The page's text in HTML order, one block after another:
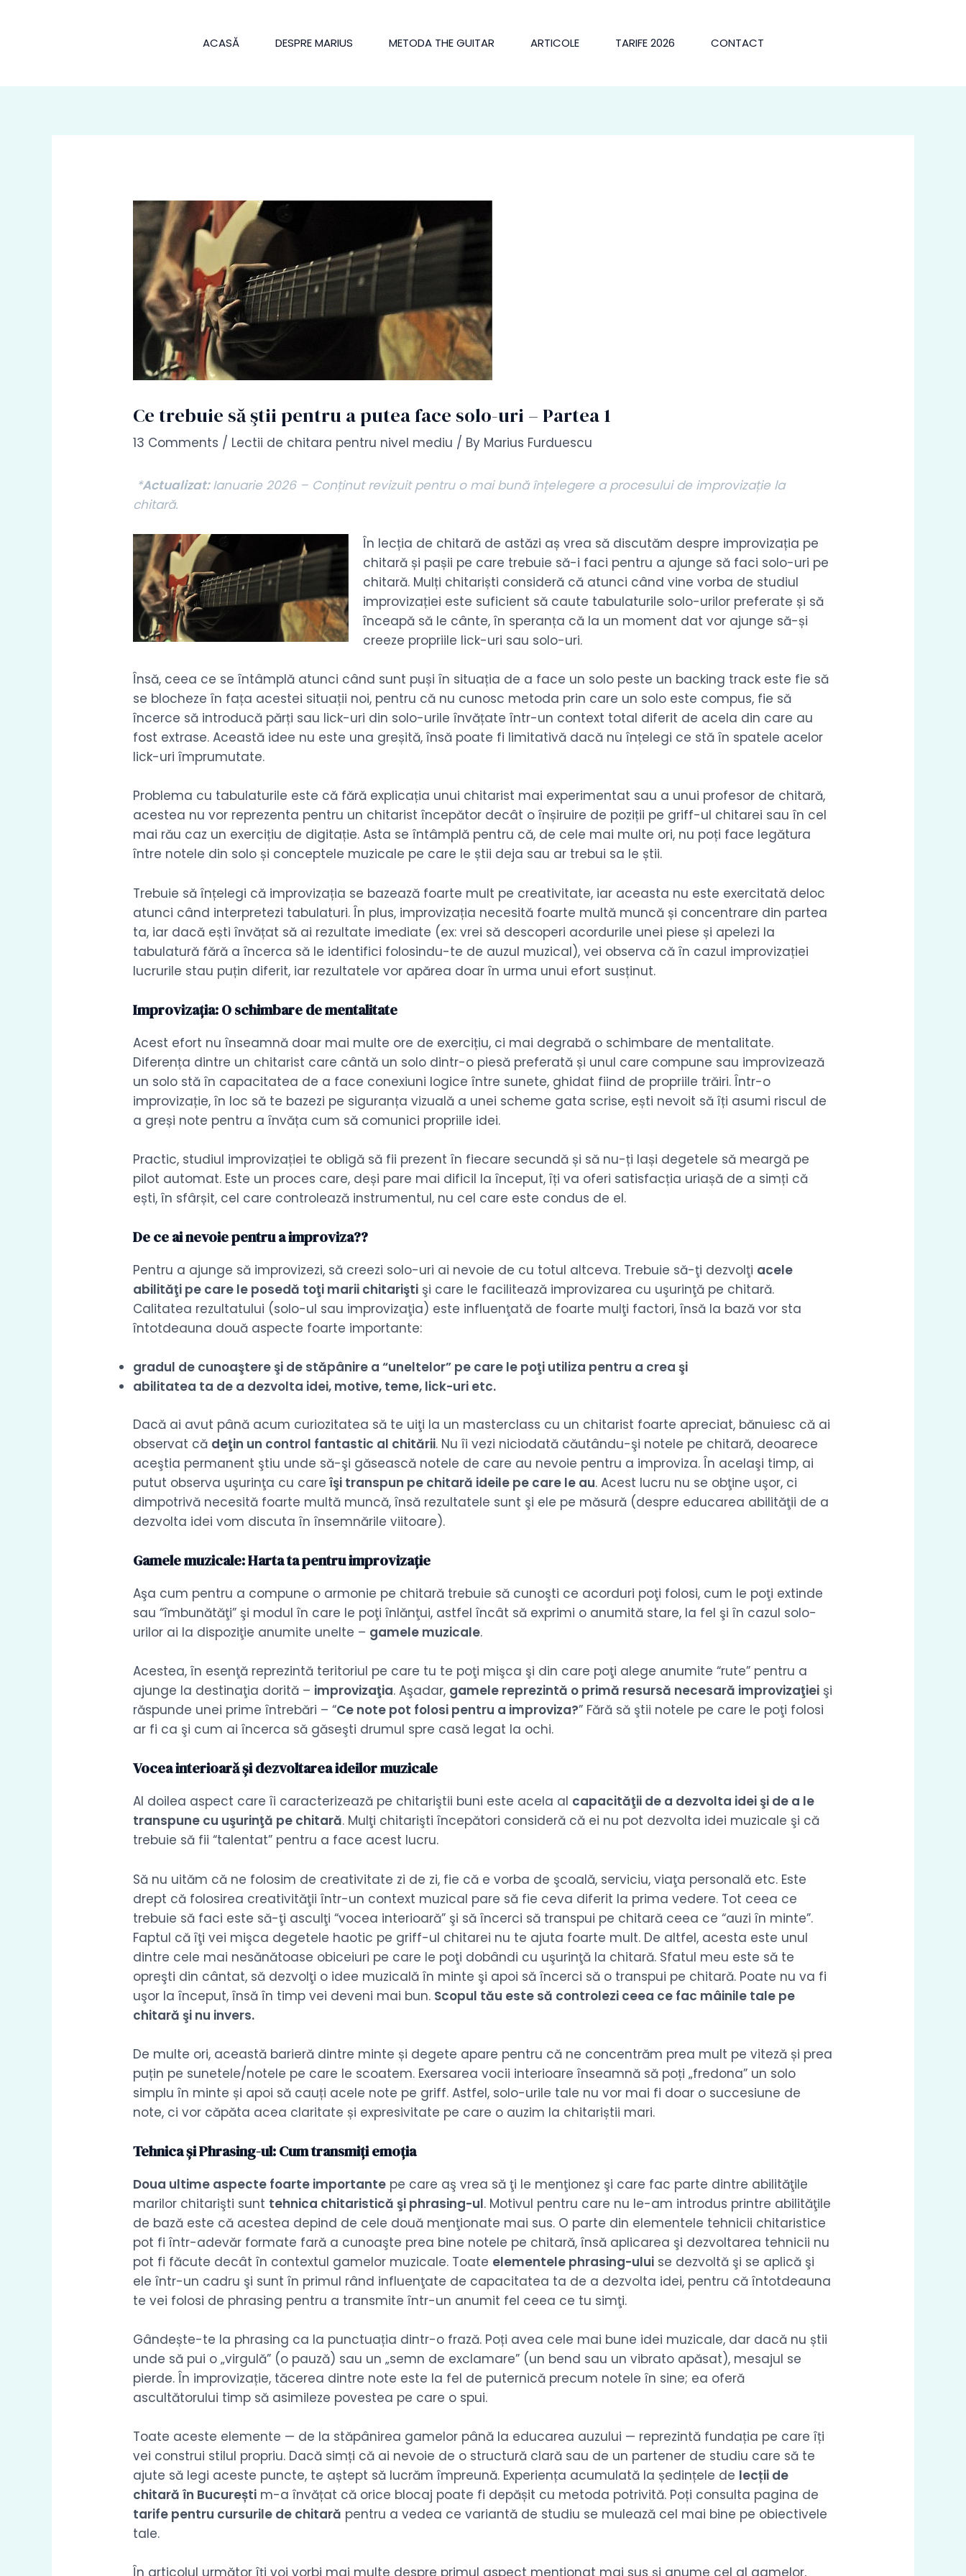
ACASĂ DESPRE MARIUS METODA THE GUITAR ARTICOLE TARIFE 2026 CONTACT
Ce trebuie să ştii pentru a putea face solo-uri – Partea 1
13 Comments / Lectii de chitara pentru nivel mediu / By Marius Furduescu
*Actualizat:Ianuarie 2026 – Conținut revizuit pentru o mai bună înțelegere a procesului de improvizație la
chitară.
În lecția de chitară de astăzi aș vrea să discutăm despre improvizația pe
chitară și pașii pe care trebuie să-i faci pentru a ajunge să faci solo-uri pe
chitară. Mulți chitariști consideră că atunci când vine vorba de studiul
improvizației este suficient să caute tabulaturile solo-urilor preferate și să
înceapă să le cânte, în speranța că la un moment dat vor ajunge să-și
creeze propriile lick-uri sau solo-uri.
Însă, ceea ce se întâmplă atunci când sunt puși în situația de a face un solo peste un backing track este fie să
se blocheze în fața acestei situații noi, pentru că nu cunosc metoda prin care un solo este compus, fie să
încerce să introducă părți sau lick-uri din solo-urile învățate într-un context total diferit de acela din care au
fost extrase. Această idee nu este una greșită, însă poate fi limitativă dacă nu înțelegi ce stă în spatele acelor
lick-uri împrumutate.
Problema cu tabulaturile este că fără explicația unui chitarist mai experimentat sau a unui profesor de chitară,
acestea nu vor reprezenta pentru un chitarist începător decât o înșiruire de poziții pe griff-ul chitarei sau în cel
mai rău caz un exercițiu de digitație. Asta se întâmplă pentru că, de cele mai multe ori, nu poți face legătura
între notele din solo și conceptele muzicale pe care le știi deja sau ar trebui sa le știi.
Trebuie să înțelegi că improvizația se bazează foarte mult pe creativitate, iar aceasta nu este exercitată deloc
atunci când interpretezi tabulaturi. În plus, improvizația necesită foarte multă muncă și concentrare din partea
ta, iar dacă ești învățat să ai rezultate imediate (ex: vrei să descoperi acordurile unei piese și apelezi la
tabulatură fără a încerca să le identifici folosindu-te de auzul muzical), vei observa că în cazul improvizației
lucrurile stau puțin diferit, iar rezultatele vor apărea doar în urma unui efort susținut.
Improvizația: O schimbare de mentalitate
Acest efort nu înseamnă doar mai multe ore de exercițiu, ci mai degrabă o schimbare de mentalitate.
Diferența dintre un chitarist care cântă un solo dintr-o piesă preferată și unul care compune sau improvizează
un solo stă în capacitatea de a face conexiuni logice între sunete, ghidat fiind de propriile trăiri. Într-o
improvizație, în loc să te bazezi pe siguranța vizuală a unei scheme gata scrise, ești nevoit să îți asumi riscul de
a greși note pentru a învăța cum să comunici propriile idei.
Practic, studiul improvizației te obligă să fii prezent în fiecare secundă și să nu-ți lași degetele să meargă pe
pilot automat. Este un proces care, deși pare mai dificil la început, îți va oferi satisfacția uriașă de a simți că
ești, în sfârșit, cel care controlează instrumentul, nu cel care este condus de el.
De ce ai nevoie pentru a improviza??
Pentru a ajunge să improvizezi, să creezi solo-uri ai nevoie de cu totul altceva. Trebuie să-ţi dezvolţi acele
abilităţi pe care le posedă toţi marii chitarişti şi care le facilitează improvizarea cu uşurinţă pe chitară.
Calitatea rezultatului (solo-ul sau improvizaţia) este influenţată de foarte mulţi factori, însă la bază vor sta
întotdeauna două aspecte foarte importante:
gradul de cunoaştere şi de stăpânire a “uneltelor” pe care le poţi utiliza pentru a crea şi
abilitatea ta de a dezvolta idei, motive, teme, lick-uri etc.
Dacă ai avut până acum curiozitatea să te uiţi la un masterclass cu un chitarist foarte apreciat, bănuiesc că ai
observat că deţin un control fantastic al chitării. Nu îi vezi niciodată căutându-şi notele pe chitară, deoarece
aceştia permanent ştiu unde să-şi găsească notele de care au nevoie pentru a improviza. În acelaşi timp, ai
putut observa uşurinţa cu care îşi transpun pe chitară ideile pe care le au. Acest lucru nu se obţine uşor, ci
dimpotrivă necesită foarte multă muncă, însă rezultatele sunt şi ele pe măsură (despre educarea abilităţii de a
dezvolta idei vom discuta în însemnările viitoare).
Gamele muzicale: Harta ta pentru improvizație
Aşa cum pentru a compune o armonie pe chitară trebuie să cunoşti ce acorduri poţi folosi, cum le poţi extinde
sau “îmbunătăţi” şi modul în care le poţi înlănţui, astfel încât să exprimi o anumită stare, la fel şi în cazul solo-
urilor ai la dispoziţie anumite unelte – gamele muzicale.
Acestea, în esenţă reprezintă teritoriul pe care tu te poţi mişca şi din care poţi alege anumite “rute” pentru a
ajunge la destinaţia dorită – improvizaţia. Aşadar, gamele reprezintă o primă resursă necesară improvizaţiei şi
răspunde unei prime întrebări – “Ce note pot folosi pentru a improviza?” Fără să ştii notele pe care le poţi folosi
ar fi ca şi cum ai încerca să găseşti drumul spre casă legat la ochi.
Vocea interioară și dezvoltarea ideilor muzicale
Al doilea aspect care îi caracterizează pe chitariştii buni este acela al capacităţii de a dezvolta idei şi de a le
transpune cu uşurinţă pe chitară. Mulţi chitarişti începători consideră că ei nu pot dezvolta idei muzicale şi că
trebuie să fii “talentat” pentru a face acest lucru.
Să nu uităm că ne folosim de creativitate zi de zi, fie că e vorba de şcoală, serviciu, viaţa personală etc. Este
drept că folosirea creativităţii într-un context muzical pare să fie ceva diferit la prima vedere. Tot ceea ce
trebuie să faci este să-ţi asculţi “vocea interioară” şi să încerci să transpui pe chitară ceea ce “auzi în minte”.
Faptul că îţi vei mişca degetele haotic pe griff-ul chitarei nu te ajuta foarte mult. De altfel, acesta este unul
dintre cele mai nesănătoase obiceiuri pe care le poţi dobândi cu uşurinţă la chitară. Sfatul meu este să te
opreşti din cântat, să dezvolţi o idee muzicală în minte şi apoi să încerci să o transpui pe chitară. Poate nu va fi
uşor la început, însă în timp vei deveni mai bun. Scopul tău este să controlezi ceea ce fac mâinile tale pe
chitară şi nu invers.
De multe ori, această barieră dintre minte și degete apare pentru că ne concentrăm prea mult pe viteză și prea
puțin pe sunetele/notele pe care le scoatem. Exersarea vocii interioare înseamnă să poți „fredona” un solo
simplu în minte și apoi să cauți acele note pe griff. Astfel, solo-urile tale nu vor mai fi doar o succesiune de
note, ci vor căpăta acea claritate și expresivitate pe care o auzim la chitariștii mari.
Tehnica și Phrasing-ul: Cum transmiți emoția
Doua ultime aspecte foarte importante pe care aş vrea să ţi le menţionez şi care fac parte dintre abilităţile
marilor chitarişti sunt tehnica chitaristică şi phrasing-ul. Motivul pentru care nu le-am introdus printre abilităţile
de bază este că acestea depind de cele două menţionate mai sus. O parte din elementele tehnicii chitaristice
pot fi într-adevăr formate fară a cunoaşte prea bine notele pe chitară, însă aplicarea şi dezvoltarea tehnicii nu
pot fi făcute decât în contextul gamelor muzicale. Toate elementele phrasing-ului se dezvoltă şi se aplică şi
ele într-un cadru şi sunt în primul rând influenţate de capacitatea ta de a dezvolta idei, pentru că întotdeauna
te vei folosi de phrasing pentru a transmite într-un anumit fel ceea ce tu simţi.
Gândește-te la phrasing ca la punctuația dintr-o frază. Poți avea cele mai bune idei muzicale, dar dacă nu știi
unde să pui o „virgulă” (o pauză) sau un „semn de exclamare” (un bend sau un vibrato apăsat), mesajul se
pierde. În improvizație, tăcerea dintre note este la fel de puternică precum notele în sine; ea oferă
ascultătorului timp să asimileze povestea pe care o spui.
Toate aceste elemente — de la stăpânirea gamelor până la educarea auzului — reprezintă fundația pe care îți
vei construi stilul propriu. Dacă simți că ai nevoie de o structură clară sau de un partener de studiu care să te
ajute să legi aceste puncte, te aștept să lucrăm împreună. Experiența acumulată la ședințele de lecții de
chitară în București m-a învățat că orice blocaj poate fi depășit cu metoda potrivită. Poți consulta pagina de
tarife pentru cursurile de chitară pentru a vedea ce variantă de studiu se mulează cel mai bine pe obiectivele
tale.